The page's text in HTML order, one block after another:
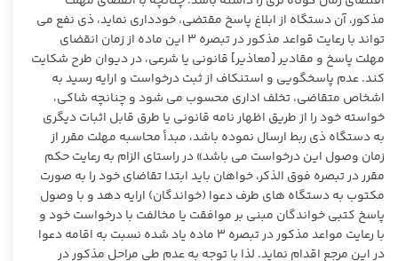
مذکور، آن دستگاه از ابلاغ پاسخ مقتضی، خودداری نماید، ذی نفع می
تواند با رعایت قواعد مذکور در تبصره ۳ این ماده از زمان انقضای
مهلت پاسخ و مقادیر [معاذیر] قانونی یا شرعی، در دیوان طرح شکایت
کند. عدم پاسخگویی و استنکاف از ثبت درخواست و ارایه رسید به
اشخاص متقاضی، تخلف اداری محسوب می شود و چنانچه شاکی،
خواسته خود را از طریق اظهار نامه قانونی یا طرق قابل اثبات دیگری
به دستگاه ذی ربط ارسال نموده باشد، مبدأ محاسبه مهلت مقرر از
زمان وصول این درخواست می باشد» در راستای الزام به رعایت حکم
مقرر در تبصره فوق الذکر، خواهان باید ابتدا تقاضای خود را به صورت
مکتوب به دستگاه های طرف دعوا (خواندگان) ارایه دهد و با وصول
پاسخ کتبی خواندگان مبنی بر موافقت یا مخالفت با درخواست خود و
با رعایت مواعد مذکور در تبصره ۳ ماده یاد شده نسبت به اقامه دعوا
در این مرجع اقدام نماید. لذا با توجه به عدم طی مراحل مذکور در